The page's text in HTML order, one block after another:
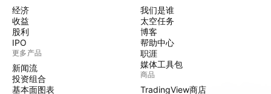
经济
收益
股利
IPO
更多产品
新闻流
投资组合
基本面图表
我们是谁
太空任务
博客
帮助中心
职涯
媒体工具包
商品
TradingView商店